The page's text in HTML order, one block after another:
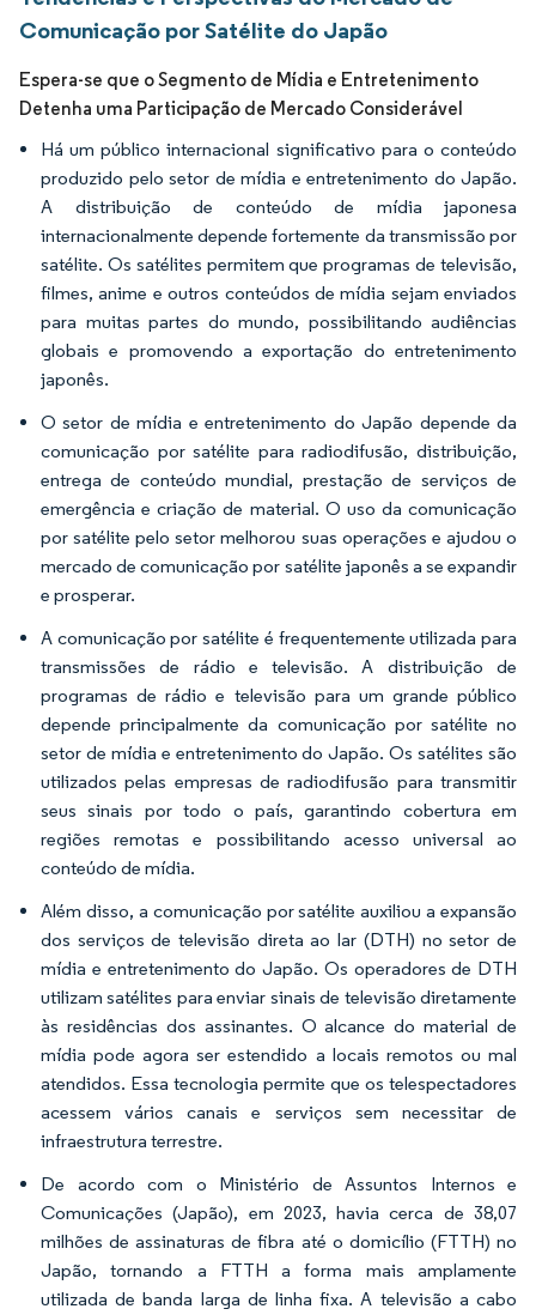
Comunicação por Satélite do Japão
Espera-se que o Segmento de Mídia e Entretenimento
Detenha uma Participação de Mercado Considerável
Há um público internacional significativo para o conteúdo
produzido pelo setor de mídia e entretenimento do Japão.
A distribuição de conteúdo de mídia japonesa
internacionalmente depende fortemente da transmissão por
satélite. Os satélites permitem que programas de televisão,
filmes, anime e outros conteúdos de mídia sejam enviados
para muitas partes do mundo, possibilitando audiências
globais e promovendo a exportação do entretenimento
japonês.
O setor de mídia e entretenimento do Japão depende da
comunicação por satélite para radiodifusão, distribuição,
entrega de conteúdo mundial, prestação de serviços de
emergência e criação de material. O uso da comunicação
por satélite pelo setor melhorou suas operações e ajudou o
mercado de comunicação por satélite japonês a se expandir
e prosperar.
A comunicação por satélite é frequentemente utilizada para
transmissões de rádio e televisão. A distribuição de
programas de rádio e televisão para um grande público
depende principalmente da comunicação por satélite no
setor de mídia e entretenimento do Japão. Os satélites são
utilizados pelas empresas de radiodifusão para transmitir
seus sinais por todo o país, garantindo cobertura em
regiões remotas e possibilitando acesso universal ao
conteúdo de mídia.
Além disso, a comunicação por satélite auxiliou a expansão
dos serviços de televisão direta ao lar (DTH) no setor de
mídia e entretenimento do Japão. Os operadores de DTH
utilizam satélites para enviar sinais de televisão diretamente
às residências dos assinantes. O alcance do material de
mídia pode agora ser estendido a locais remotos ou mal
atendidos. Essa tecnologia permite que os telespectadores
acessem vários canais e serviços sem necessitar de
infraestrutura terrestre.
De acordo com o Ministério de Assuntos Internos e
Comunicações (Japão), em 2023, havia cerca de 38,07
milhões de assinaturas de fibra até o domicílio (FTTH) no
Japão, tornando a FTTH a forma mais amplamente
utilizada de banda larga de linha fixa. A televisão a cabo